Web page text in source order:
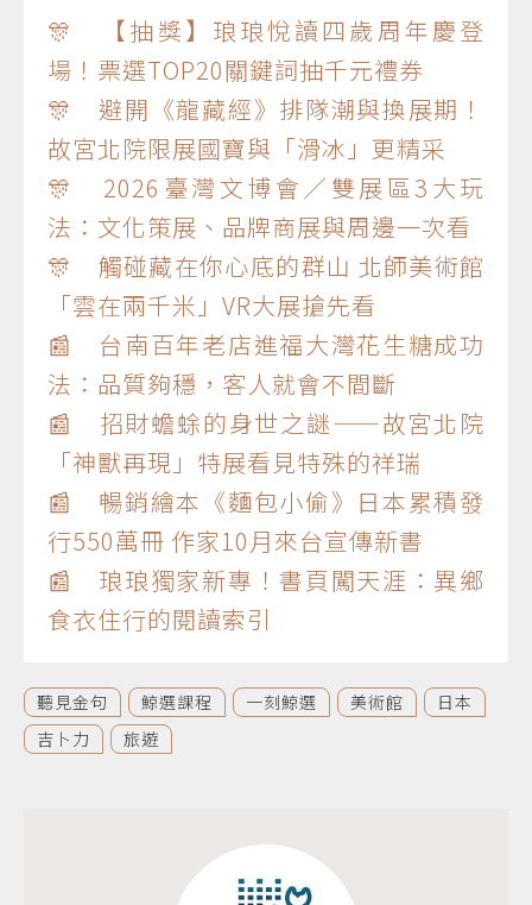
🎊 【抽獎】琅琅悅讀四歲周年慶登
場！票選TOP20關鍵詞抽千元禮券
🎊 避開《龍藏經》排隊潮與換展期！
故宮北院限展國寶與「滑冰」更精采
🎊 2026臺灣文博會／雙展區3大玩
法：文化策展、品牌商展與周邊一次看
🎊 觸碰藏在你心底的群山 北師美術館
「雲在兩千米」VR大展搶先看
📰 台南百年老店進福大灣花生糖成功
法：品質夠穩，客人就會不間斷
📰 招財蟾蜍的身世之謎——故宮北院
「神獸再現」特展看見特殊的祥瑞
📰 暢銷繪本《麵包小偷》日本累積發
行550萬冊 作家10月來台宣傳新書
📰 琅琅獨家新專！書頁闖天涯：異鄉
食衣住行的閱讀索引
聽見金句 鯨選課程 一刻鯨選 美術館
日本
吉卜力
旅遊